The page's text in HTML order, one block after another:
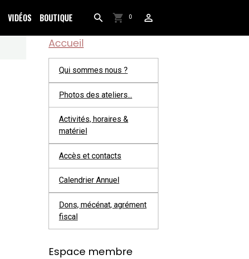
VIDÉOS BOUTIQUE 0
Accueil
Qui sommes nous ?
Photos des ateliers...
Activités, horaires &
matériel
Accès et contacts
Calendrier Annuel
Dons, mécénat, agrément
fiscal
Espace membre